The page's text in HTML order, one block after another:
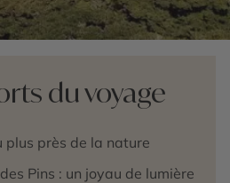
du voyage
plus près de la nature
Pins : un joyau de lumière